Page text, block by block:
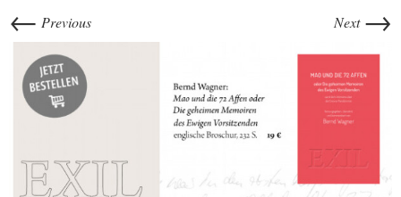
← Previous Next →